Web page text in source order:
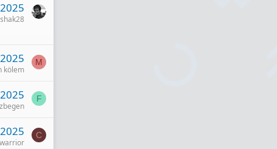
kölem
M
F
C